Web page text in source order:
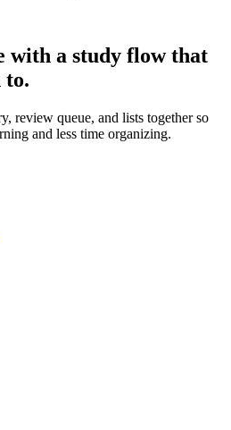
with a study flow that
to.
review queue, and lists together so
and less time organizing.